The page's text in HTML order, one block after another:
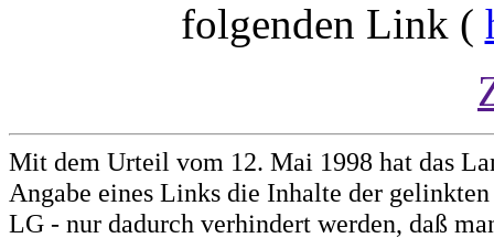
folgenden Link (
Mit dem Urteil vom 12. Mai 1998 hat das
Angabe eines Links die Inhalte der
LG - nur dadurch verhindert werden, daß